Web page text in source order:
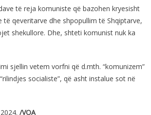
të reja komuniste që bazohen kryesisht
të qeveritarve dhe shpopullim të Shqiptarve,
shekullore. Dhe, shteti komunist nuk ka
sjellin vetem vorfni që d.mth. “komunizem”
socialiste”, që asht instalue sot në
/VOA